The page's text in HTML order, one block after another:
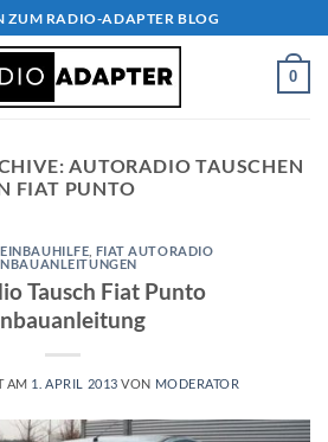
ZUM RADIO-ADAPTER BLOG
0
AUTORADIO TAUSCHEN
FIAT PUNTO
FIAT AUTORADIO
Tausch Fiat Punto
AM 1. APRIL 2013 VON MODERATOR